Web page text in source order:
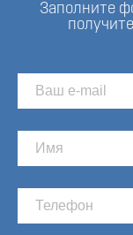
Заполните